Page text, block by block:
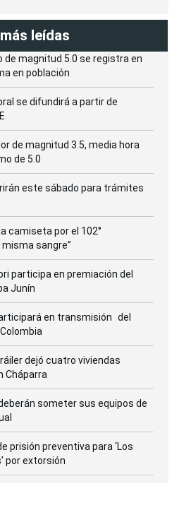
leídas
de magnitud 5.0 se registra en
en población
se difundirá a partir de
de magnitud 3.5, media hora
de 5.0
este sábado para trámites
camiseta por el 102°
misma sangre”
participa en premiación del
Junín
en transmisión del
dejó cuatro viviendas
Cháparra
someter sus equipos de
prisión preventiva para ‘Los
por extorsión